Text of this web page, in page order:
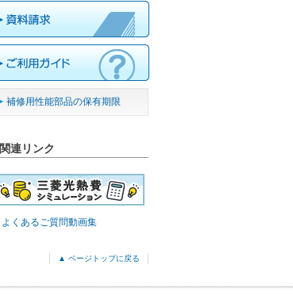
補修用性能部品の保有期限
関連リンク
よくあるご質問動画集
▲ ページトップに戻る